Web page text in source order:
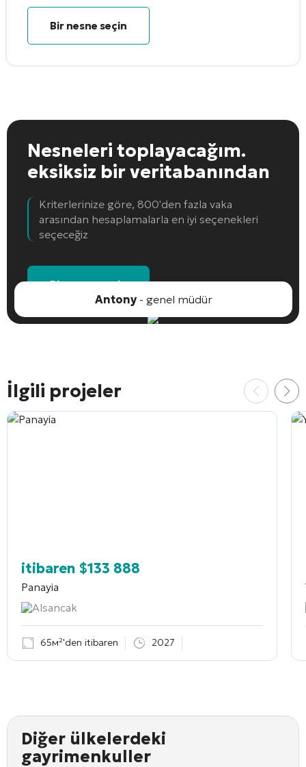
Bir nesne seçin
Nesneleri toplayacağım.
eksiksiz bir veritabanından
Kriterlerinize göre, 800'den fazla vaka
arasından hesaplamalarla en iyi seçenekleri
seçeceğiz
Bir nesne seçin
Antony- genel müdür
İlgili projeler
itibaren $133 888
Panayia
Alsancak
65м²'den itibaren 2027
Diğer ülkelerdeki
gayrimenkuller